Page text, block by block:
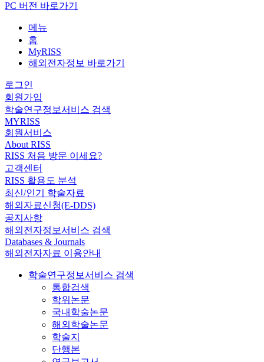
PC 버전 바로가기
메뉴
홈
MyRISS
해외전자정보 바로가기
로그인
회원가입
학술연구정보서비스 검색
MYRISS
회원서비스
About RISS
RISS 처음 방문 이세요?
고객센터
RISS 활용도 분석
최신/인기 학술자료
해외자료신청(E-DDS)
공지사항
해외전자정보서비스 검색
Databases & Journals
해외전자자료 이용안내
학술연구정보서비스 검색
통합검색
학위논문
국내학술논문
해외학술논문
학술지
단행본